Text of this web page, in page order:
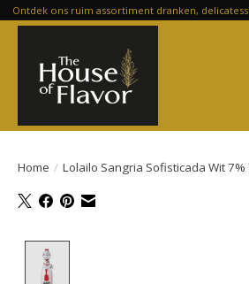
Ontdek ons ruim assortiment dranken,
Home / Lolailo Sangria Sofisticada Wit 7%